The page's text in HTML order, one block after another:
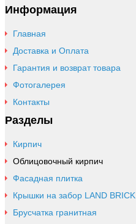
Информация
Главная
Доставка и Оплата
Гарантия и возврат товара
Фотогалерея
Контакты
Разделы
Кирпич
Облицовочный кирпич
Фасадная плитка
Крышки на забор LAND BRICK
Брусчатка гранитная